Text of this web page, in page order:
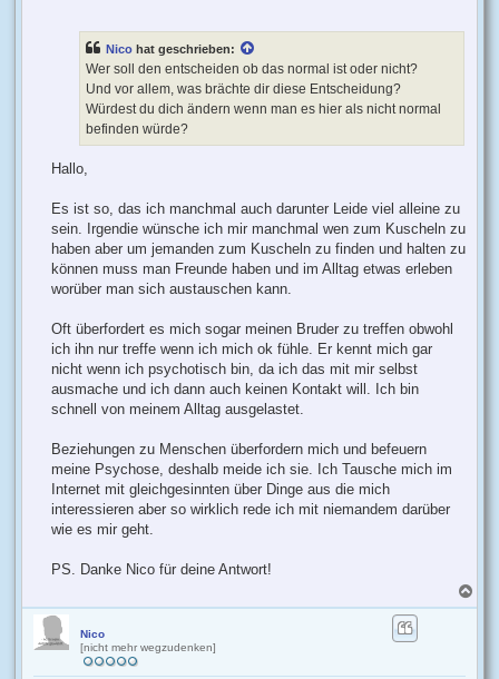
Nico hat geschrieben:
Wer soll den entscheiden ob das normal ist oder nicht?
Und vor allem, was brächte dir diese Entscheidung?
Würdest du dich ändern wenn man es hier als nicht normal
befinden würde?
Hallo,
Es ist so, das ich manchmal auch darunter Leide viel alleine zu
sein. Irgendie wünsche ich mir manchmal wen zum Kuscheln zu
haben aber um jemanden zum Kuscheln zu finden und halten zu
können muss man Freunde haben und im Alltag etwas erleben
worüber man sich austauschen kann.
Oft überfordert es mich sogar meinen Bruder zu treffen obwohl
ich ihn nur treffe wenn ich mich ok fühle. Er kennt mich gar
nicht wenn ich psychotisch bin, da ich das mit mir selbst
ausmache und ich dann auch keinen Kontakt will. Ich bin
schnell von meinem Alltag ausgelastet.
Beziehungen zu Menschen überfordern mich und befeuern
meine Psychose, deshalb meide ich sie. Ich Tausche mich im
Internet mit gleichgesinnten über Dinge aus die mich
interessieren aber so wirklich rede ich mit niemandem darüber
wie es mir geht.
PS. Danke Nico für deine Antwort!
a
Nico
[nicht mehr wegzudenken]